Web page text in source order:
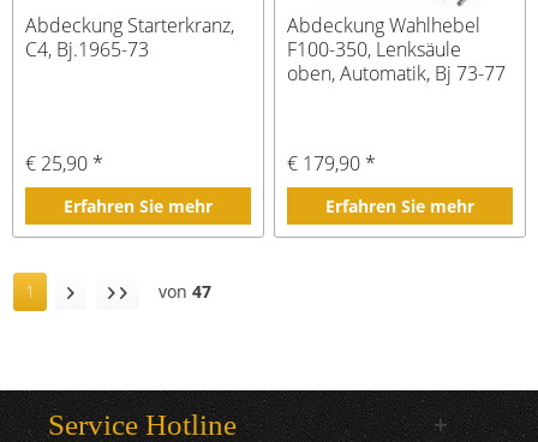
Abdeckung Starterkranz,
C4, Bj.1965-73
€ 25,90 *
Erfahren Sie mehr
Abdeckung Wahlhebel
F100-350, Lenksäule
oben, Automatik, Bj 73-77
€ 179,90 *
Erfahren Sie mehr
1 von 47
Service Hotline